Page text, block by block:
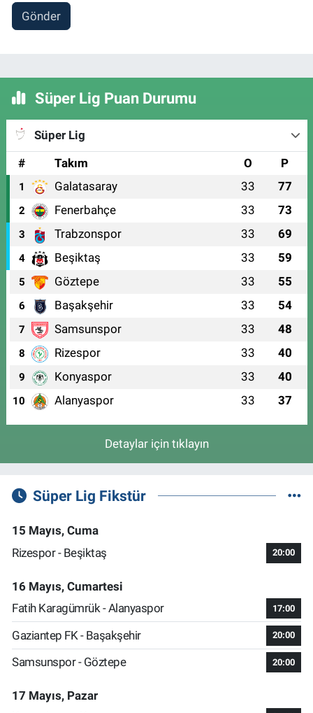
Gönder
Süper Lig Puan Durumu
Süper Lig
#
Takım O P
1 Galatasaray 33 77
2 Fenerbahçe 33 73
3 Trabzonspor 33 69
4 Beşiktaş 33 59
5 Göztepe 33 55
6 Başakşehir 33 54
7 Samsunspor 33 48
8 Rizespor 33 40
9 Konyaspor 33 40
10 Alanyaspor 33 37
Detaylar için tıklayın
Süper Lig Fikstür
15 Mayıs, Cuma
Rizespor - Beşiktaş
20:00
16 Mayıs, Cumartesi
Fatih Karagümrük - Alanyaspor
17:00
Gaziantep FK - Başakşehir 20:00
Samsunspor - Göztepe 20:00
17 Mayıs, Pazar